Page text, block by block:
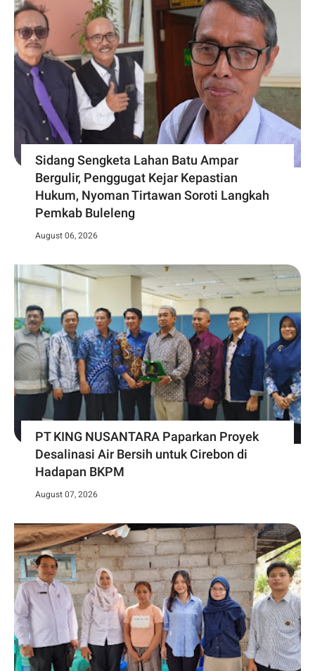
Sidang Sengketa Lahan Batu Ampar
Bergulir, Penggugat Kejar Kepastian
Hukum, Nyoman Tirtawan Soroti Langkah
Pemkab Buleleng
August 06, 2026
PT KING NUSANTARA Paparkan Proyek
Desalinasi Air Bersih untuk Cirebon di
Hadapan BKPM
August 07, 2026